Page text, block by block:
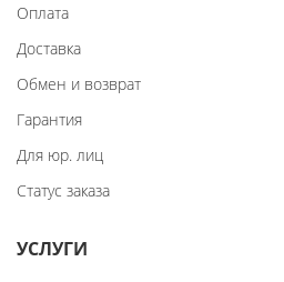
Оплата
Доставка
Обмен и возврат
Гарантия
Для юр. лиц
Статус заказа
УСЛУГИ